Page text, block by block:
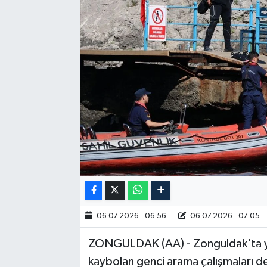
06.07.2026 - 06:56 06.07.2026 - 07:05
ZONGULDAK (AA) -
kaybolan genci arama çalışmaları
RESMİ İLAN